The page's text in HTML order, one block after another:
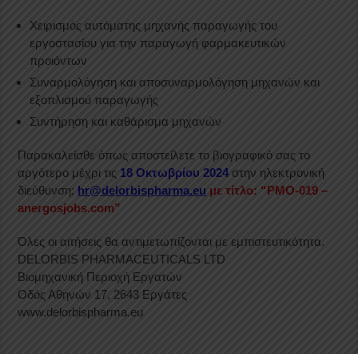
Χειρισμός αυτόματης μηχανής παραγωγής του
εργοστασίου για την παραγωγή φαρμακευτικών
προιόντων
Συναρμολόγηση και αποσυναρμολόγηση μηχανών και
εξοπλισμού παραγωγής
Συντήρηση και καθάρισμα μηχανών
Παρακαλείσθε όπως αποστείλετε το βιογραφικό σας το
αργότερο μέχρι τις 18 Οκτωβρίου 2024 στην ηλεκτρονική
διεύθυνση: hr@delorbispharma.eu με τίτλο: “PMO-019 –
anergosjobs.com”
Όλες οι αιτήσεις θα αντιμετωπίζονται με εμπιστευτικότητα.
DELORBIS PHARMACEUTICALS LTD
Βιομηχανική Περιοχή Εργατών
Οδός Αθηνών 17, 2643 Εργάτες
www.delorbispharma.eu